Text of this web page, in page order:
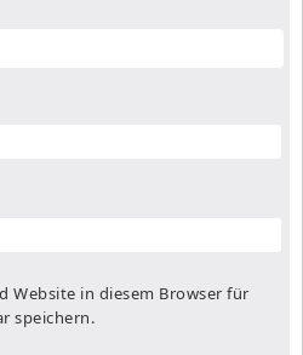
Website in diesem Browser für
speichern.